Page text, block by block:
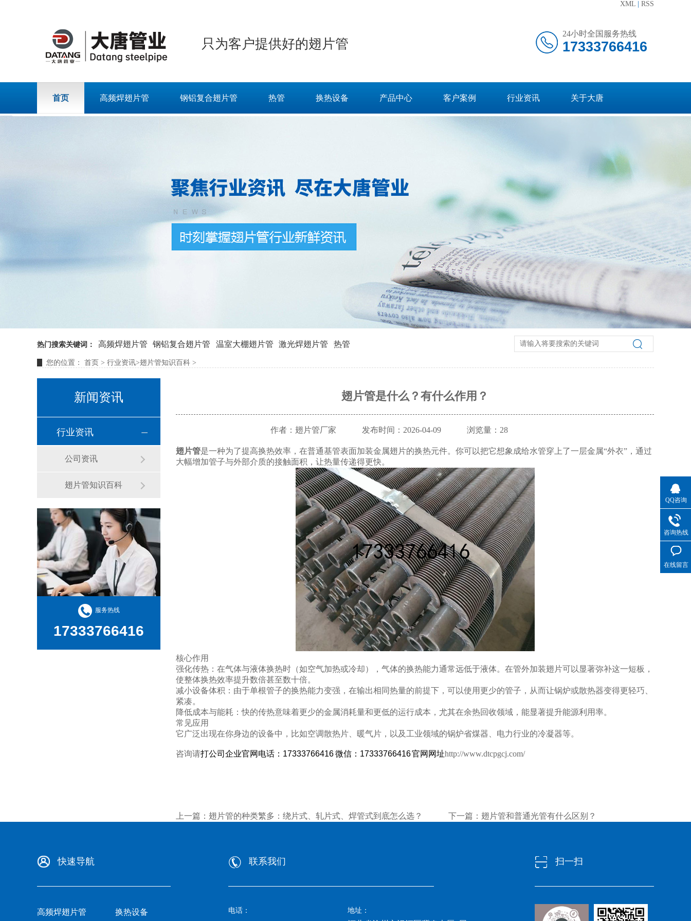
XML RSS
只为客户提供好的翅片管
24小时全国服务热线
17333766416
首页 高频焊翅片管 钢铝复合翅片管 热管 换热设备 产品中心 客户案例 行业资讯 关于大唐
热门搜索关键词： 高频焊翅片管 钢铝复合翅片管 温室大棚翅片管 激光焊翅片管 热管
您的位置： 首页 > 行业资讯>翅片管知识百科 >
翅片管是什么？有什么作用？
作者：翅片管厂家 发布时间：2026-04-09 浏览量： 28
翅片管是一种为了提高换热效率，在普通基管表面加装金属翅片的换热元件。你可以把它想象成给水管穿上了一层金属“外衣”，通过
大幅增加管子与外部介质的接触面积，让热量传递得更快。
核心作用
强化传热：在气体与液体换热时（如空气加热或冷却），气体的换热能力通常远低于液体。在管外加装翅片可以显著弥补这一短板，
使整体换热效率提升数倍甚至数十倍。
减小设备体积：由于单根管子的换热能力变强，在输出相同热量的前提下，可以使用更少的管子，从而让锅炉或散热器变得更轻巧、
紧凑。
降低成本与能耗：快的传热意味着更少的金属消耗量和更低的运行成本，尤其在余热回收领域，能显著提升能源利用率。
常见应用
它广泛出现在你身边的设备中，比如空调散热片、暖气片，以及工业领域的锅炉省煤器、电力行业的冷凝器等。
咨询请打公司企业官网电话：17333766416 微信： 17333766416 官网网址http://www.dtcpgcj.com/
上一篇： 翅片管的种类繁多：绕片式、轧片式、焊管式到底怎么选？ 下一篇： 翅片管和普通光管有什么区别？
新闻资讯
行业资讯
公司资讯
翅片管知识百科
服务热线
17333766416
快速导航
高频焊翅片管 换热设备
联系我们
电话： 地址：
扫一扫
QQ咨询
咨询热线
在线留言